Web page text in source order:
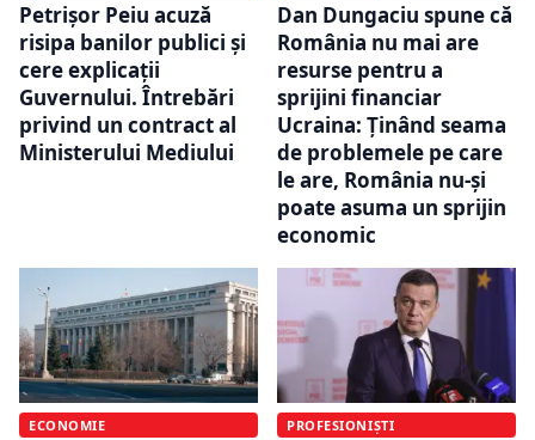
Petrișor Peiu acuză
risipa banilor publici și
cere explicații
Guvernului. Întrebări
privind un contract al
Ministerului Mediului
Dan Dungaciu spune că
România nu mai are
resurse pentru a
sprijini financiar
Ucraina: Ținând seama
de problemele pe care
le are, România nu-și
poate asuma un sprijin
economic
ECONOMIE PROFESIONIȘTI